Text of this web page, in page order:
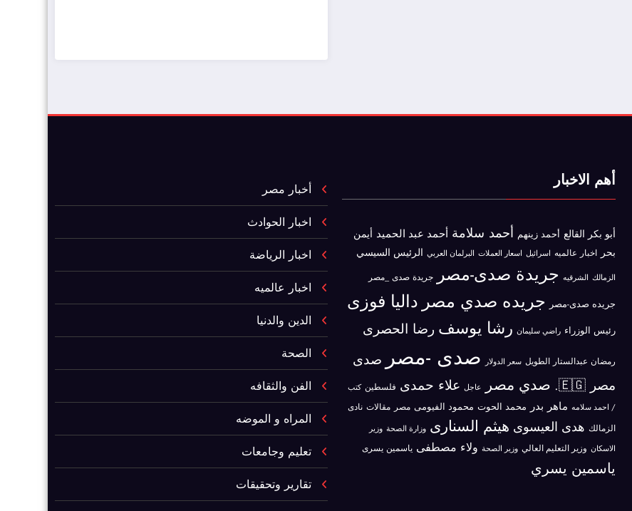
أهم الاخبار
أبو بكر القالع أحمد زينهم أحمد سلامة أحمد عبد الحميد أيمن
بحر اخبار عالميه اسرائيل اسعار العملات البرلمان العربي الرئيس السيسي
الزمالك الشرقيه جريدة صدى-مصر جريدة صدى _مصر
جريده صدى-مصر جريده صدي مصر داليا فوزى
رئيس الوزراء راضي سليمان رشا يوسف رضا الحصرى
رمضان عبدالستار الطويل سعر الدولار صدى -مصر صدى
مصر 🇪🇬.
صدي مصر عاجل علاء حمدى فلسطين كتب
/ احمد سلامه ماهر بدر محمد الحوت محمود الفيومى مصر مقالات نادى
الزمالك هدى العيسوى هيثم السنارى وزارة الصحة وزير
الاسكان وزير التعليم العالي وزير الصحة ولاء مصطفى ياسمين يسرى
ياسمين يسري
أخبار مصر
اخبار الحوادث
اخبار الرياضة
اخبار عالميه
الدين والدنيا
الصحة
الفن والثقافه
المراه و الموضه
تعليم وجامعات
تقارير وتحقيقات